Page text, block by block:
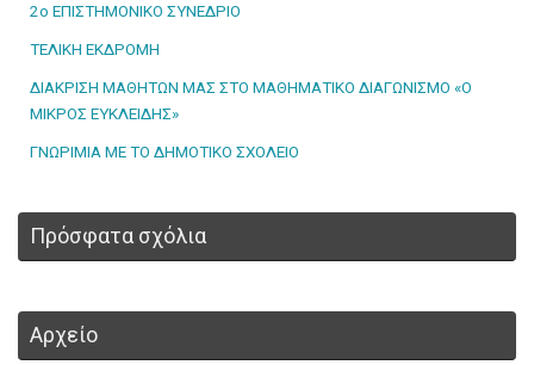
2ο ΕΠΙΣΤΗΜΟΝΙΚΟ ΣΥΝΕΔΡΙΟ
ΤΕΛΙΚΗ ΕΚΔΡΟΜΗ
ΔΙΑΚΡΙΣΗ ΜΑΘΗΤΩΝ ΜΑΣ ΣΤΟ ΜΑΘΗΜΑΤΙΚΟ ΔΙΑΓΩΝΙΣΜΟ «Ο
ΜΙΚΡΟΣ ΕΥΚΛΕΙΔΗΣ»
ΓΝΩΡΙΜΙΑ ΜΕ ΤΟ ΔΗΜΟΤΙΚΟ ΣΧΟΛΕΙΟ
Πρόσφατα σχόλια
Αρχείο